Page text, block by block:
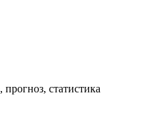
статистика